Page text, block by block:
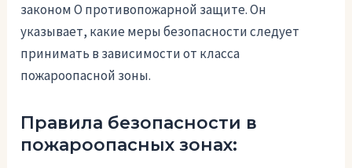
законом О противопожарной защите. Он
указывает, какие меры безопасности следует
принимать в зависимости от класса
пожароопасной зоны.
Правила безопасности в
пожароопасных зонах: